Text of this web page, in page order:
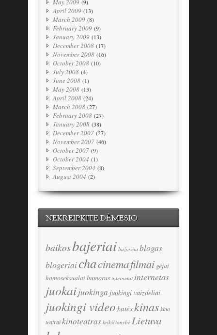
May 2009 (9)
April 2009 (13)
March 2009 (8)
February 2009 (9)
January 2009 (13)
December 2008 (17)
November 2008 (16)
October 2008 (10)
July 2008 (4)
June 2008 (1)
May 2008 (13)
April 2008 (24)
March 2008 (27)
February 2008 (27)
January 2008 (38)
December 2007 (27)
November 2007 (46)
October 2007 (9)
October 2004 (1)
September 2004 (8)
August 2004 (2)
NEKREIPKITE DĖMESIO
baikosbajeriai bažnyčia blogas
blogeriaichacinemafilmai gėjai
homoseksualaihumoras internetai internetas
juokaijuokinga juokingi vaizdeliai
juokingi video katėskinaskino
teatraikinoteatras krikščionybė Lietuva